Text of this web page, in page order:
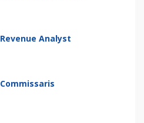
Revenue Analyst
Commissaris